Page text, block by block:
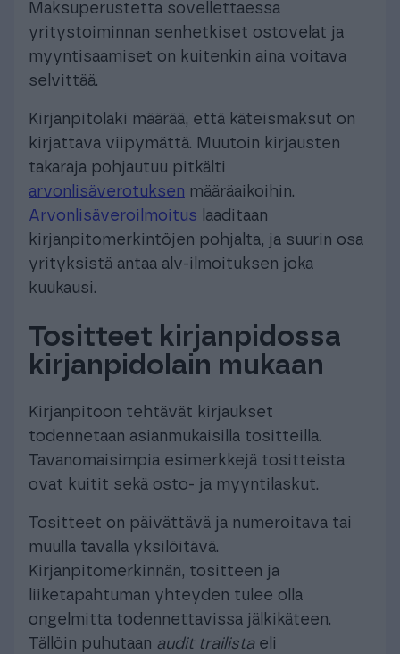
Maksuperustetta sovellettaessa
yritystoiminnan senhetkiset ostovelat ja
myyntisaamiset on kuitenkin aina voitava
selvittää.
Kirjanpitolaki määrää, että käteismaksut on
kirjattava viipymättä. Muutoin kirjausten
takaraja pohjautuu pitkälti
arvonlisäverotuksen määräaikoihin.
Arvonlisäveroilmoitus laaditaan
kirjanpitomerkintöjen pohjalta, ja suurin osa
yrityksistä antaa alv-ilmoituksen joka
kuukausi.
Tositteet kirjanpidossa
kirjanpidolain mukaan
Kirjanpitoon tehtävät kirjaukset
todennetaan asianmukaisilla tositteilla.
Tavanomaisimpia esimerkkejä tositteista
ovat kuitit sekä osto- ja myyntilaskut.
Tositteet on päivättävä ja numeroitava tai
muulla tavalla yksilöitävä.
Kirjanpitomerkinnän, tositteen ja
liiketapahtuman yhteyden tulee olla
ongelmitta todennettavissa jälkikäteen.
Tällöin puhutaan audit trailistaeli